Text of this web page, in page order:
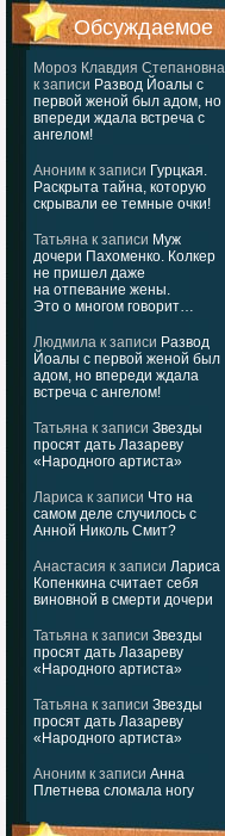
Обсуждаемое
Мороз Клавдия Степановна
к записи Развод Йоалы с
первой женой был адом, но
впереди ждала встреча с
ангелом!
Аноним к записи Гурцкая.
Раскрыта тайна, которую
скрывали ее темные очки!
Татьяна к записи Муж
дочери Пахоменко. Колкер
не пришел даже
на отпевание жены.
Это о многом говорит…
Людмила к записи Развод
Йоалы с первой женой был
адом, но впереди ждала
встреча с ангелом!
Татьяна к записи Звезды
просят дать Лазареву
«Народного артиста»
Лариса к записи Что на
самом деле случилось с
Анной Николь Смит?
Анастасия к записи Лариса
Копенкина считает себя
виновной в смерти дочери
Татьяна к записи Звезды
просят дать Лазареву
«Народного артиста»
Татьяна к записи Звезды
просят дать Лазареву
«Народного артиста»
Аноним к записи Анна
Плетнева сломала ногу